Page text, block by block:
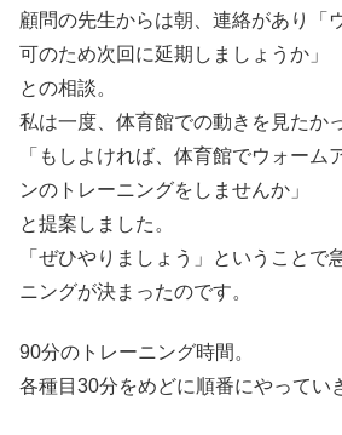
顧問の先生からは朝、連絡があり「
可のため次回に延期しましょうか」
との相談。
私は一度、体育館での動きを見たか
「もしよければ、体育館でウォーム
ンのトレーニングをしませんか」
と提案しました。
「ぜひやりましょう」ということで
ニングが決まったのです。
90分のトレーニング時間。
各種目30分をめどに順番にやってい